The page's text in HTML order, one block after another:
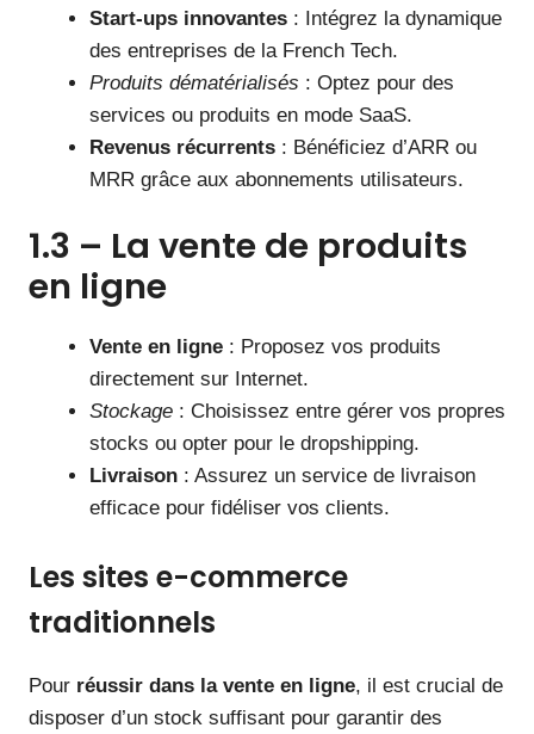
Start-ups innovantes : Intégrez la dynamique
des entreprises de la French Tech.
Produits dématérialisés : Optez pour des
services ou produits en mode SaaS.
Revenus récurrents : Bénéficiez d’ARR ou
MRR grâce aux abonnements utilisateurs.
1.3 – La vente de produits
en ligne
Vente en ligne : Proposez vos produits
directement sur Internet.
Stockage : Choisissez entre gérer vos propres
stocks ou opter pour le dropshipping.
Livraison : Assurez un service de livraison
efficace pour fidéliser vos clients.
Les sites e-commerce
traditionnels
Pour réussir dans la vente en ligne, il est crucial de
disposer d’un stock suffisant pour garantir des